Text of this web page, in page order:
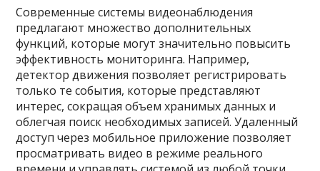
Современные системы видеонаблюдения
предлагают множество дополнительных
функций, которые могут значительно повысить
эффективность мониторинга. Например,
детектор движения позволяет регистрировать
только те события, которые представляют
интерес, сокращая объем хранимых данных и
облегчая поиск необходимых записей. Удаленный
доступ через мобильное приложение позволяет
просматривать видео в режиме реального